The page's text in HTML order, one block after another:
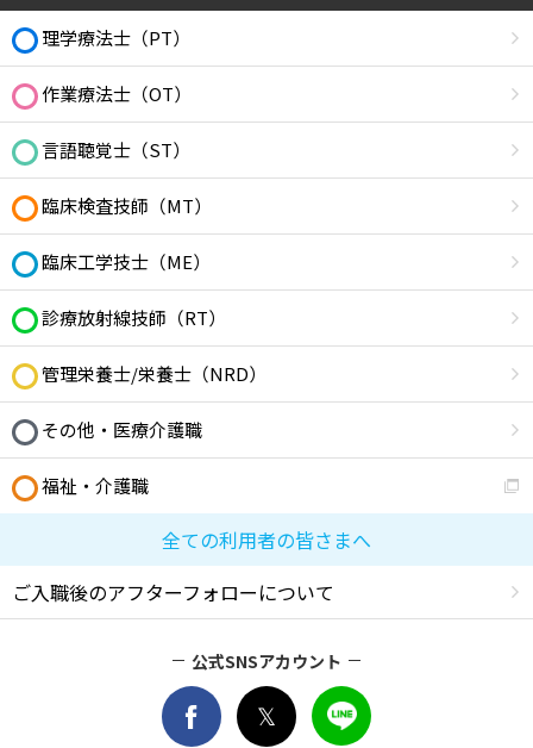
理学療法士（PT）
作業療法士（OT）
言語聴覚士（ST）
臨床検査技師（MT）
臨床工学技士（ME）
診療放射線技師（RT）
管理栄養士/栄養士（NRD）
その他・医療介護職
福祉・介護職
全ての利用者の皆さまへ
ご入職後のアフターフォローについて
公式SNSアカウント